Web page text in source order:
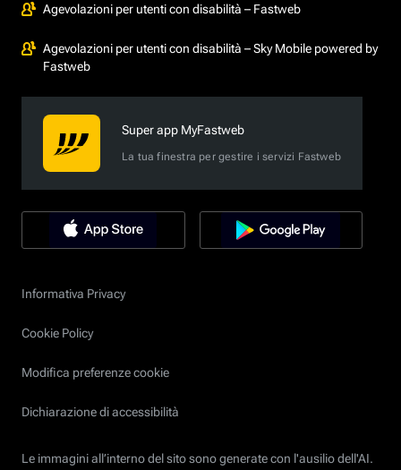
Agevolazioni per utenti con disabilità – Fastweb
Agevolazioni per utenti con disabilità – Sky Mobile powered by
Fastweb
Super app MyFastweb
La tua finestra per gestire i servizi Fastweb
Informativa Privacy
Cookie Policy
Modifica preferenze cookie
Dichiarazione di accessibilità
Le immagini all’interno del sito sono generate con l'ausilio dell'AI.